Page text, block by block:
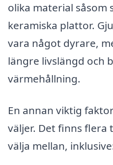
olika material såsom
keramiska plattor.
vara något dyrare,
längre livslängd och
värmehållning.
En annan viktig
väljer. Det finns flera
välja mellan,